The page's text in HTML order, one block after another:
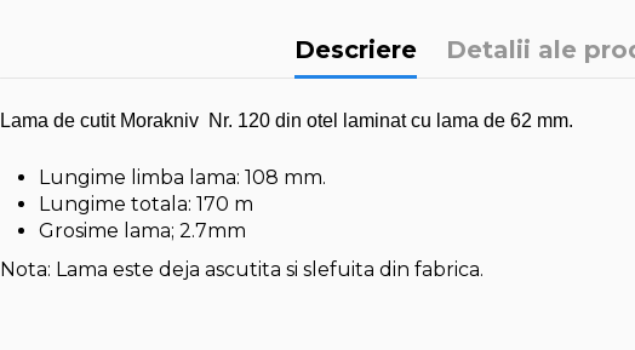
Descriere Detalii ale
Lama de cutit Morakniv Nr. 120 din otel laminat cu lama de 62 mm.
Lungime limba lama: 108 mm.
Lungime totala: 170 m
Grosime lama; 2.7mm
Nota: Lama este deja ascutita si slefuita din fabrica.